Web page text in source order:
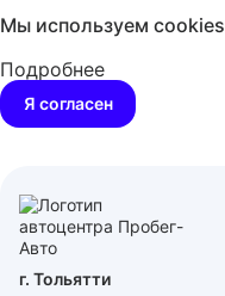
Мы используем cookies
Подробнее
Я согласен
г. Тольятти